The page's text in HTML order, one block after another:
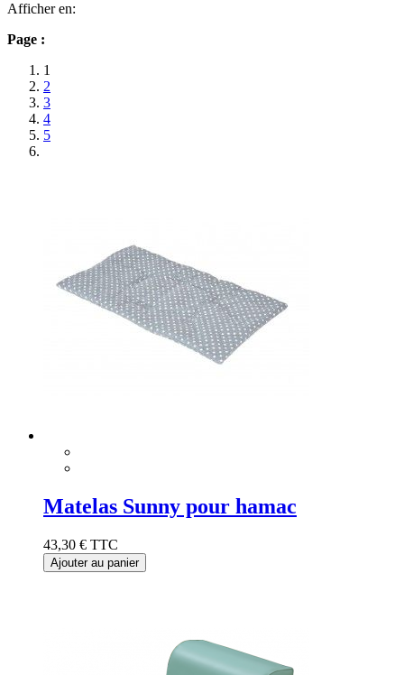
Afficher en:
Page :
1
2
3
4
5
Matelas Sunny pour hamac
43,30 € TTC
Ajouter au panier